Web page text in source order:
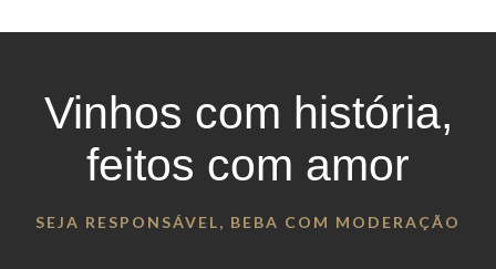
Vinhos com história,
feitos com amor
SEJA RESPONSÁVEL, BEBA COM MODERAÇÃO